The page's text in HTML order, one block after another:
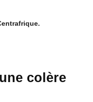
colère